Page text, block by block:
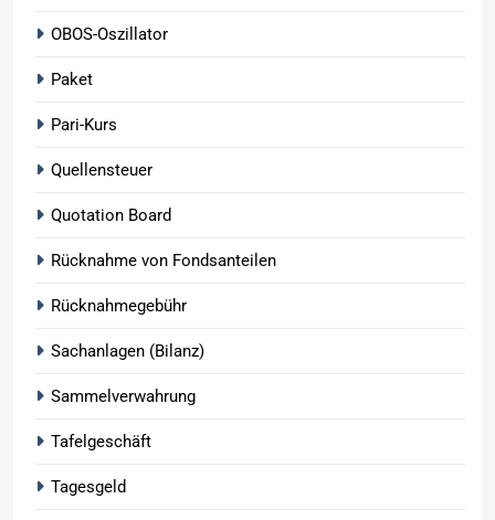
OBOS-Oszillator
Paket
Pari-Kurs
Quellensteuer
Quotation Board
Rücknahme von Fondsanteilen
Rücknahmegebühr
Sachanlagen (Bilanz)
Sammelverwahrung
Tafelgeschäft
Tagesgeld